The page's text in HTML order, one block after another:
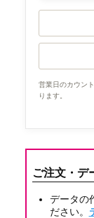
ご注文・デ
データの
ださい。
営業日のカウン
ります。